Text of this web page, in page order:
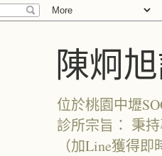
陳炯
位於桃園中壢
診所宗旨： 秉
（加Line獲得